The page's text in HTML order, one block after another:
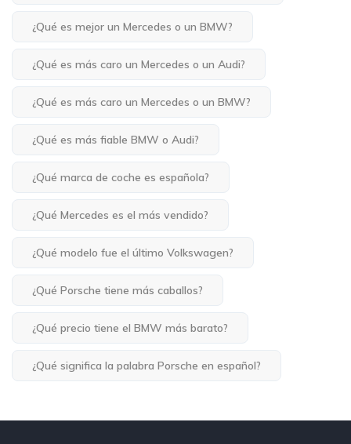
¿Qué es mejor un Mercedes o un BMW?
¿Qué es más caro un Mercedes o un Audi?
¿Qué es más caro un Mercedes o un BMW?
¿Qué es más fiable BMW o Audi?
¿Qué marca de coche es española?
¿Qué Mercedes es el más vendido?
¿Qué modelo fue el último Volkswagen?
¿Qué Porsche tiene más caballos?
¿Qué precio tiene el BMW más barato?
¿Qué significa la palabra Porsche en español?